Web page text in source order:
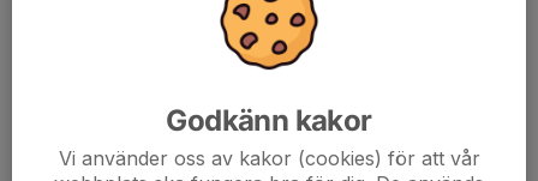
Godkänn kakor
Vi använder oss av kakor (cookies) för att vår